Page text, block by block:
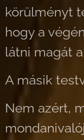
körülményt
hogy a
látni magát
A másik
Nem azért,